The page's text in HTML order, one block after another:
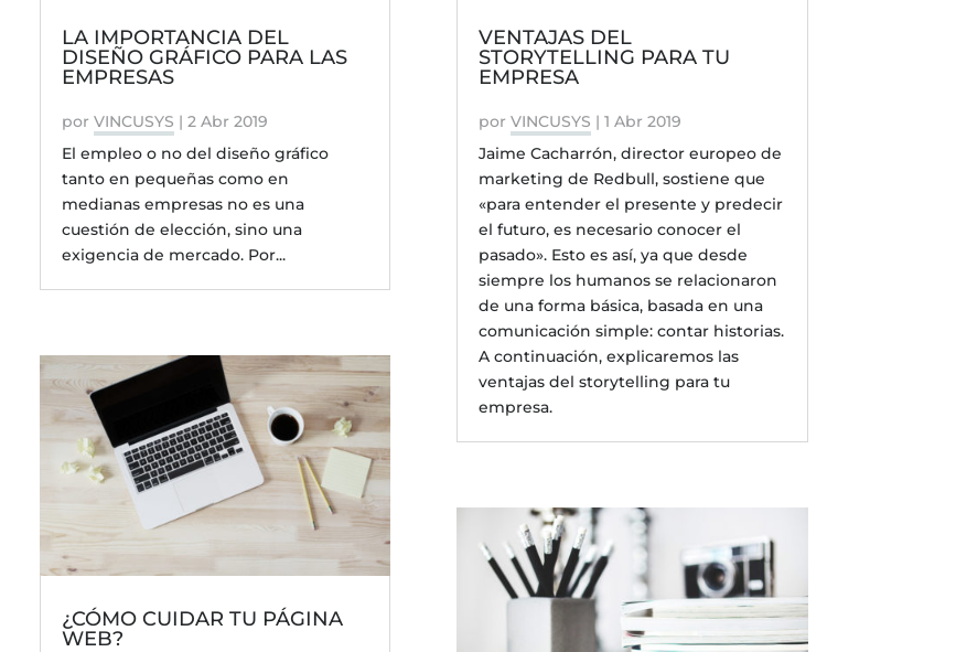
LA IMPORTANCIA DEL
DISEÑO GRÁFICO PARA LAS
EMPRESAS
por VINCUSYS | 2 Abr 2019
El empleo o no del diseño gráfico
tanto en pequeñas como en
medianas empresas no es una
cuestión de elección, sino una
exigencia de mercado. Por...
¿CÓMO CUIDAR TU PÁGINA
WEB?
VENTAJAS DEL
STORYTELLING PARA TU
EMPRESA
por VINCUSYS | 1 Abr 2019
Jaime Cacharrón, director europeo de
marketing de Redbull, sostiene que
«para entender el presente y predecir
el futuro, es necesario conocer el
pasado». Esto es así, ya que desde
siempre los humanos se relacionaron
de una forma básica, basada en una
comunicación simple: contar historias.
A continuación, explicaremos las
ventajas del storytelling para tu
empresa.